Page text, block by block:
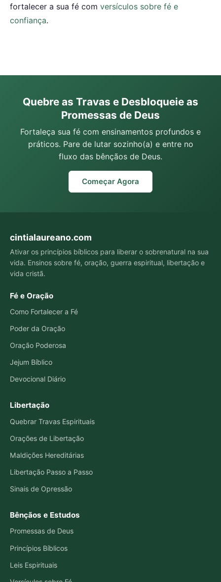
fortalecer a sua fé com versículos sobre fé e
confiança.
Quebre as Travas e Desbloqueie as
Promessas de Deus
Fortaleça sua fé com ensinamentos profundos e
práticos. Pare de lutar sozinho(a) e entre no
fluxo das bênçãos de Deus.
Começar Agora
cintialaureano.com
Ativar os princípios bíblicos para liberar o sobrenatural na sua
vida. Ensinos sobre fé, oração, guerra espiritual, libertação e
vida cristã.
Fé e Oração
Como Fortalecer a Fé
Poder da Oração
Oração Poderosa
Jejum Bíblico
Devocional Diário
Libertação
Quebrar Travas Espirituais
Orações de Libertação
Maldições Hereditárias
Libertação Passo a Passo
Sinais de Opressão
Bênçãos e Estudos
Promessas de Deus
Princípios Bíblicos
Leis Espirituais